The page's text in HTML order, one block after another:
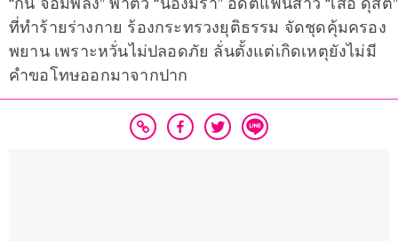
“กัน จอมพลัง” พาตัว “น้องมิรา” อดีตแฟนสาว “เสือ ดุสิต”
ที่ทำร้ายร่างกาย ร้องกระทรวงยุติธรรม จัดชุดคุ้มครอง
พยาน เพราะหวั่นไม่ปลอดภัย ลั่นตั้งแต่เกิดเหตุยังไม่มี
คำขอโทษออกมาจากปาก